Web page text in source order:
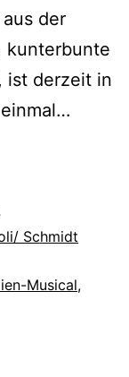
der
kunterbunte
ist derzeit in
7
auf
Schmidt
Musical,